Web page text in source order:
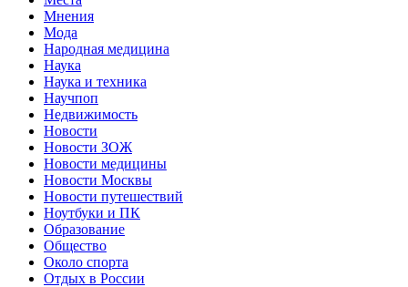
Мнения
Мода
Народная медицина
Наука
Наука и техника
Научпоп
Недвижимость
Новости
Новости ЗОЖ
Новости медицины
Новости Москвы
Новости путешествий
Ноутбуки и ПК
Образование
Общество
Около спорта
Отдых в России